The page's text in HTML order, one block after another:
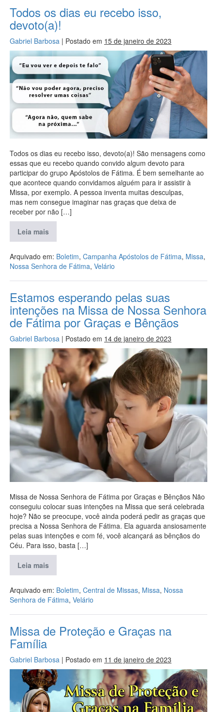
Todos os dias eu recebo isso,
devoto(a)!
Gabriel Barbosa | Postado em 15 de janeiro de 2023
Todos os dias eu recebo isso, devoto(a)! São mensagens como
essas que eu recebo quando convido algum devoto para
participar do grupo Apóstolos de Fátima. É bem semelhante ao
que acontece quando convidamos alguém para ir assistir à
Missa, por exemplo. A pessoa inventa muitas desculpas,
mas nem consegue imaginar nas graças que deixa de
receber por não […]
Leia mais
Arquivado em: Boletim, Campanha Apóstolos de Fátima, Missa,
Nossa Senhora de Fátima, Velário
Estamos esperando pelas suas
intenções na Missa de Nossa Senhora
de Fátima por Graças e Bênçãos
Gabriel Barbosa | Postado em 14 de janeiro de 2023
Missa de Nossa Senhora de Fátima por Graças e Bênçãos Não
conseguiu colocar suas intenções na Missa que será celebrada
hoje? Não se preocupe, você ainda poderá pedir as graças que
precisa a Nossa Senhora de Fátima. Ela aguarda ansiosamente
pelas suas intenções e com fé, você alcançará as bênçãos do
Céu. Para isso, basta […]
Leia mais
Arquivado em: Boletim, Central de Missas, Missa, Nossa
Senhora de Fátima, Velário
Missa de Proteção e Graças na
Família
Gabriel Barbosa | Postado em 11 de janeiro de 2023